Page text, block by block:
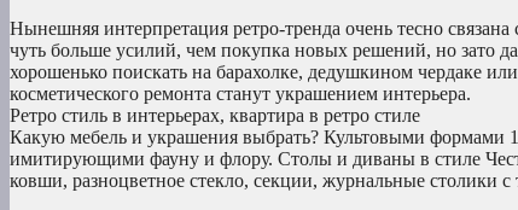
Нынешняя интерпретация ретро-тренда очень тесно
чуть больше усилий, чем покупка новых решений, но зато
хорошенько поискать на барахолке, дедушкином чердаке
косметического ремонта станут украшением интерьера.
Ретро стиль в интерьерах, квартира в ретро стиле
Какую мебель и украшения выбрать? Культовыми
имитирующими фауну и флору. Столы и диваны в стиле
ковши, разноцветное стекло, секции, журнальные столики